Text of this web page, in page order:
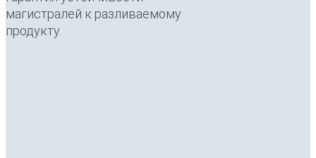
магистралей к разливаемому
продукту.